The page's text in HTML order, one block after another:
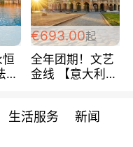
房
€693.00起
全年团期！文艺
金线 【意大利一
每周铁发！
生活服务 新闻